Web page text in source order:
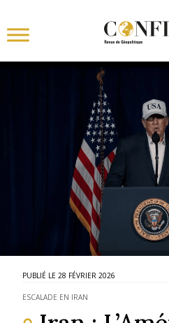
28 FÉVRIER 2026
ESCALADE EN IRAN